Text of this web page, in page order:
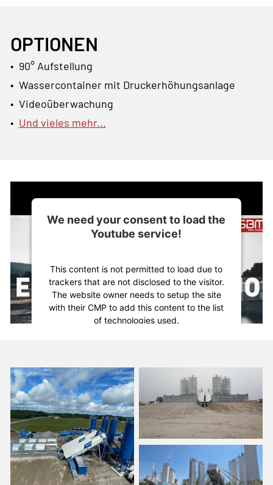
OPTIONEN
• 90° Aufstellung
• Wassercontainer mit Druckerhöhungsanlage
• Videoüberwachung
• Und vieles mehr...
We need your consent to load the
Youtube service!
This content is not permitted to load due to
trackers that are not disclosed to the visitor.
The website owner needs to setup the site
with their CMP to add this content to the list
of technologies used.